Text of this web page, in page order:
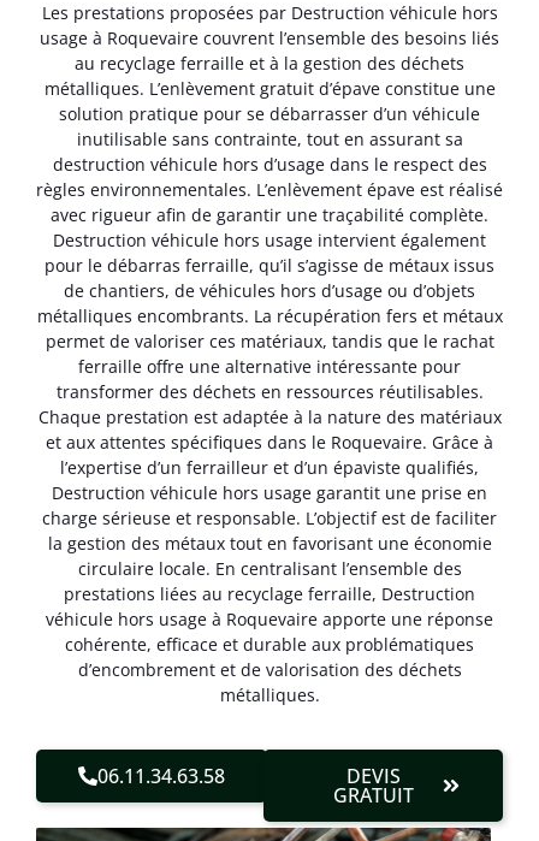
Les prestations proposées par Destruction véhicule hors
usage à Roquevaire couvrent l’ensemble des besoins liés
au recyclage ferraille et à la gestion des déchets
métalliques. L’enlèvement gratuit d’épave constitue une
solution pratique pour se débarrasser d’un véhicule
inutilisable sans contrainte, tout en assurant sa
destruction véhicule hors d’usage dans le respect des
règles environnementales. L’enlèvement épave est réalisé
avec rigueur afin de garantir une traçabilité complète.
Destruction véhicule hors usage intervient également
pour le débarras ferraille, qu’il s’agisse de métaux issus
de chantiers, de véhicules hors d’usage ou d’objets
métalliques encombrants. La récupération fers et métaux
permet de valoriser ces matériaux, tandis que le rachat
ferraille offre une alternative intéressante pour
transformer des déchets en ressources réutilisables.
Chaque prestation est adaptée à la nature des matériaux
et aux attentes spécifiques dans le Roquevaire. Grâce à
l’expertise d’un ferrailleur et d’un épaviste qualifiés,
Destruction véhicule hors usage garantit une prise en
charge sérieuse et responsable. L’objectif est de faciliter
la gestion des métaux tout en favorisant une économie
circulaire locale. En centralisant l’ensemble des
prestations liées au recyclage ferraille, Destruction
véhicule hors usage à Roquevaire apporte une réponse
cohérente, efficace et durable aux problématiques
d’encombrement et de valorisation des déchets
métalliques.
06.11.34.63.58 DEVIS
GRATUIT